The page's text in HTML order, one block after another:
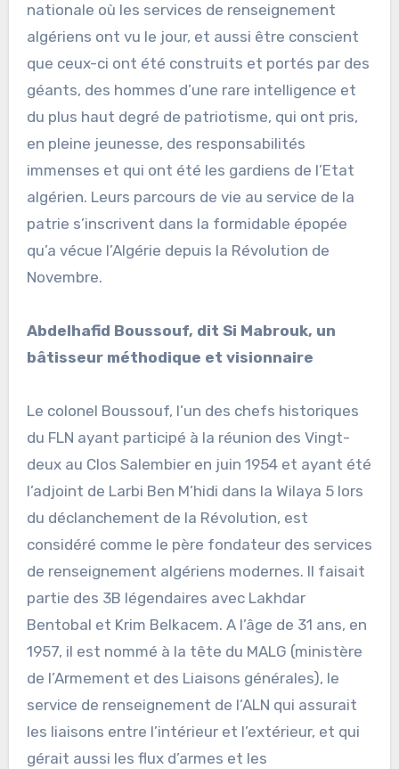
nationale où les services de renseignement
algériens ont vu le jour, et aussi être conscient
que ceux-ci ont été construits et portés par des
géants, des hommes d’une rare intelligence et
du plus haut degré de patriotisme, qui ont pris,
en pleine jeunesse, des responsabilités
immenses et qui ont été les gardiens de l’Etat
algérien. Leurs parcours de vie au service de la
patrie s’inscrivent dans la formidable épopée
qu’a vécue l’Algérie depuis la Révolution de
Novembre.
Abdelhafid Boussouf, dit Si Mabrouk, un
bâtisseur méthodique et visionnaire
Le colonel Boussouf, l’un des chefs historiques
du FLN ayant participé à la réunion des Vingt-
deux au Clos Salembier en juin 1954 et ayant été
l’adjoint de Larbi Ben M’hidi dans la Wilaya 5 lors
du déclanchement de la Révolution, est
considéré comme le père fondateur des services
de renseignement algériens modernes. Il faisait
partie des 3B légendaires avec Lakhdar
Bentobal et Krim Belkacem. A l’âge de 31 ans, en
1957, il est nommé à la tête du MALG (ministère
de l’Armement et des Liaisons générales), le
service de renseignement de l’ALN qui assurait
les liaisons entre l’intérieur et l’extérieur, et qui
gérait aussi les flux d’armes et les